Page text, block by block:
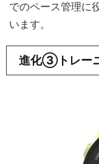
でのペース管理に
います。
進化③トレー